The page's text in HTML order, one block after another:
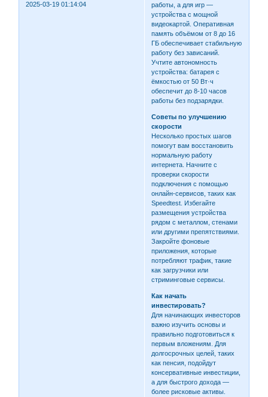
2025-03-19 01:14:04
работы, а для игр —
устройства с мощной
видеокартой. Оперативная
память объёмом от 8 до 16
ГБ обеспечивает стабильную
работу без зависаний.
Учтите автономность
устройства: батарея с
ёмкостью от 50 Вт·ч
обеспечит до 8-10 часов
работы без подзарядки.
Советы по улучшению
скорости
Несколько простых шагов
помогут вам восстановить
нормальную работу
интернета. Начните с
проверки скорости
подключения с помощью
онлайн-сервисов, таких как
Speedtest. Избегайте
размещения устройства
рядом с металлом, стенами
или другими препятствиями.
Закройте фоновые
приложения, которые
потребляют трафик, такие
как загрузчики или
стриминговые сервисы.
Как начать
инвестировать?
Для начинающих инвесторов
важно изучить основы и
правильно подготовиться к
первым вложениям. Для
долгосрочных целей, таких
как пенсия, подойдут
консервативные инвестиции,
а для быстрого дохода —
более рисковые активы.